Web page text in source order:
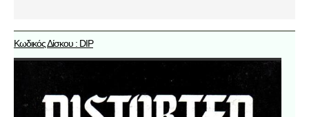
Κωδικός Δίσκου : DIP